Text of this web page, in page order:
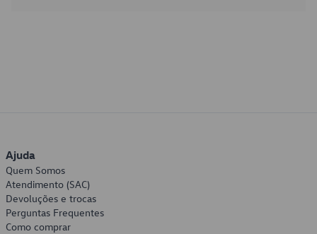
Ajuda
Quem Somos
Atendimento (SAC)
Devoluções e trocas
Perguntas Frequentes
Como comprar